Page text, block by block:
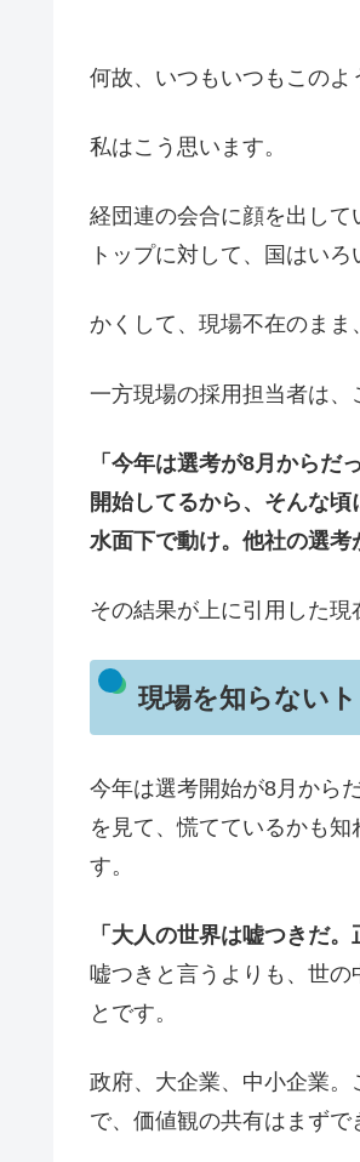
何故、いつもいつもこのよ
私はこう思います。
経団連の会合に顔を出し
トップに対して、国はいろ
かくして、現場不在のまま
一方現場の採用担当者は、
「今年は選考が8月から
開始してるから、そんな
水面下で動け。他社の選考
その結果が上に引用した現
現場を知らない
今年は選考開始が8月から
を見て、慌てているかも
す。
「大人の世界は嘘つきだ
嘘つきと言うよりも、世
とです。
政府、大企業、中小企業
で、価値観の共有はまずで